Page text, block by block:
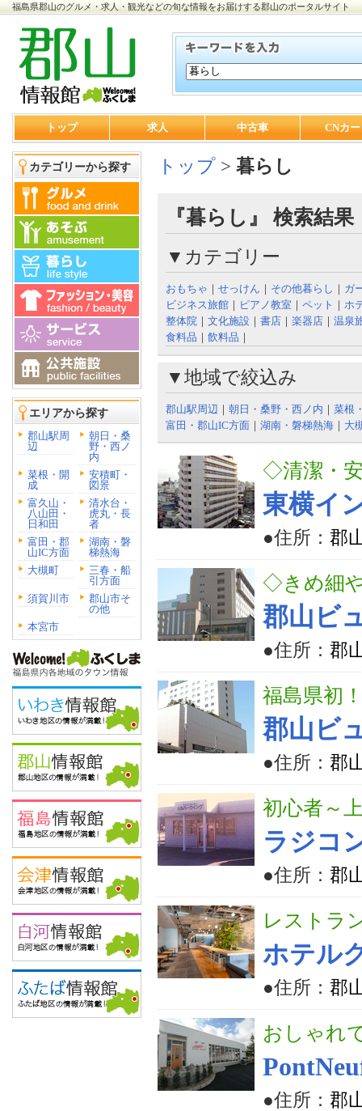
福島県郡山のグルメ・求人・観光などの旬な情報をお届けする郡山のポータルサイト
トップ 求人 中古車 CNカ
カテゴリーから探す
エリアから探す
郡山駅周
辺
朝日・桑
野・西ノ
内
菜根・開
成
安積町・
図景
富久山・
八山田・
日和田
清水台・
虎丸・長
者
富田・郡
山IC方面
湖南・磐
梯熱海
大槻町
三春・船
引方面
須賀川市
郡山市そ
の他
本宮市
トップ > 暮らし
『暮らし』 検索結
▼カテゴリー
おもちゃ ｜ せっけん ｜ その他暮らし ｜ ガ
ビジネス旅館 ｜ ピアノ教室 ｜ ペット ｜ ホ
整体院 ｜ 文化施設 ｜ 書店 ｜ 楽器店 ｜ 温泉
食料品 ｜ 飲料品 ｜
▼地域で絞込み
郡山駅周辺 ｜ 朝日・桑野・西ノ内 ｜ 菜根
富田・郡山IC方面 ｜ 湖南・磐梯熱海 ｜ 大
◇清潔・
東横イ
●住所： 郡
◇きめ細
郡山ビ
●住所： 郡
福島県初
郡山ビ
●住所： 郡
初心者～
ラジコ
●住所： 郡
レストラ
ホテル
●住所： 郡
おしゃれ
●住所： 郡